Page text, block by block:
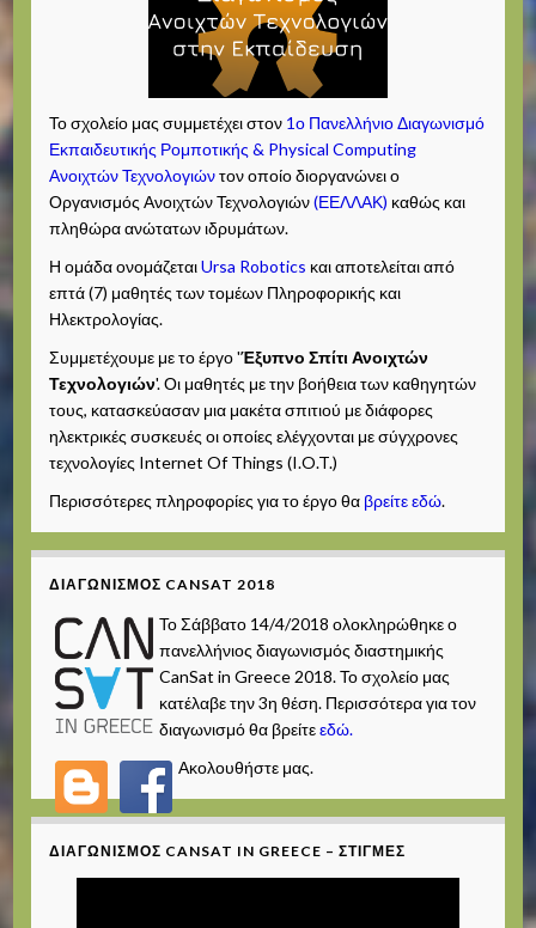
Το σχολείο μας συμμετέχει στον 1ο Πανελλήνιο Διαγωνισμό
Εκπαιδευτικής Ρομποτικής & Physical Computing
Ανοιχτών Τεχνολογιώντον οποίο διοργανώνει ο
Οργανισμός Ανοιχτών Τεχνολογιών(ΕΕΛΛΑΚ) καθώς και
πληθώρα ανώτατων ιδρυμάτων.
Η ομάδα ονομάζεταιUrsa Robotics και αποτελείται από
επτά (7) μαθητές των τομέων Πληροφορικής και
Ηλεκτρολογίας.
Συμμετέχουμε με το έργο 'Έξυπνο Σπίτι Ανοιχτών
Τεχνολογιών'. Οι μαθητές με την βοήθεια των καθηγητών
τους, κατασκεύασαν μια μακέτα σπιτιού με διάφορες
ηλεκτρικές συσκευές οι οποίες ελέγχονται με σύγχρονες
τεχνολογίες Internet Of Things (I.O.T.)
Περισσότερες πληροφορίες για το έργο θα βρείτε εδώ.
ΔΙΑΓΩΝΙΣΜΌΣ CANSAT 2018
Το Σάββατο 14/4/2018 ολοκληρώθηκε ο
πανελλήνιος διαγωνισμός διαστημικής
CanSat in Greece 2018. Το σχολείο μας
κατέλαβε την 3η θέση. Περισσότερα για τον
διαγωνισμό θα βρείτεεδώ.
Ακολουθήστε μας.
ΔΙΑΓΩΝΙΣΜΌΣ CANSAT IN GREECE – ΣΤΙΓΜΈΣ